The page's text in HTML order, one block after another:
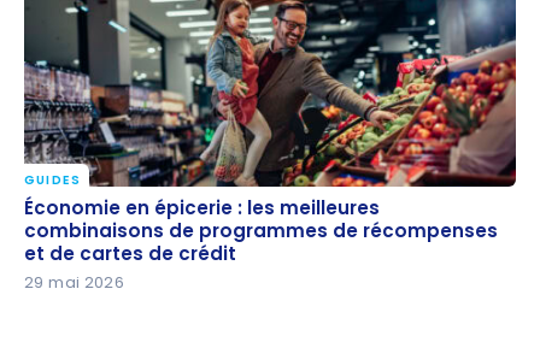
Économie en épicerie : les meilleures combinaisons
de programmes de récompenses et de cartes de
crédit
GUIDES
Économie en épicerie : les meilleures
combinaisons de programmes de récompenses
et de cartes de crédit
29 mai 2026